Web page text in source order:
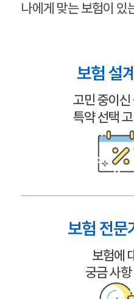
나에게 맞는 보험이 있
보험 설
고민 중이신
특약 선택
보험 전문
보험에
궁금 사